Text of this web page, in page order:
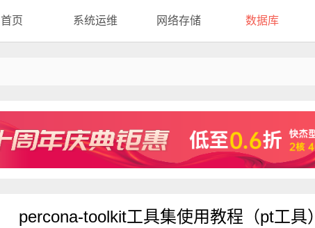
首页 系统运维 网络存储 数据库
percona-toolkit工具集使用教程（pt工具）